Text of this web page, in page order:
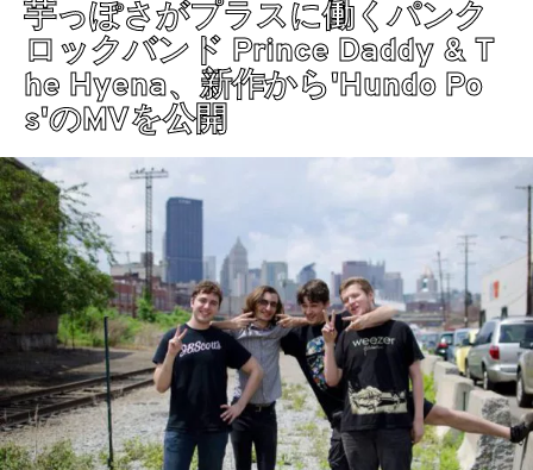
芋っぽさがプラスに働くパンク
ロックバンド Prince Daddy & T
he Hyena、新作から'Hundo Po
s'のMVを公開